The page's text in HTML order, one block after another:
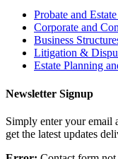
Probate and
Corporate and
Business
Litigation &
Estate Planning
Newsletter Signup
Simply enter your email
get the latest updates